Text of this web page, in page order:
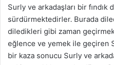
Surly ve arkadaşları bir fındık
sürdürmektedirler. Burada
diledikleri gibi zaman
eğlence ve yemek ile geçiren
bir kaza sonucu Surly ve